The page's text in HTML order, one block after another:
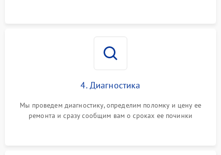
4. Диагностика
Мы проведем диагностику, определим поломку и цену ее
ремонта и сразу сообщим вам о сроках ее починки